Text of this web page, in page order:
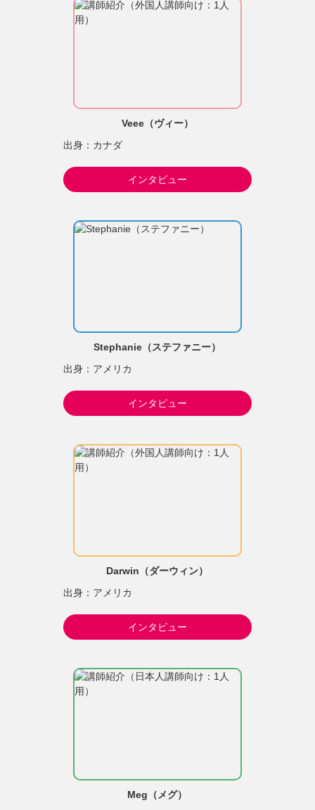
Veee（ヴィー）
出身：カナダ
インタビュー
Stephanie（ステファニー）
出身：アメリカ
インタビュー
Darwin（ダーウィン）
出身：アメリカ
インタビュー
Meg（メグ）